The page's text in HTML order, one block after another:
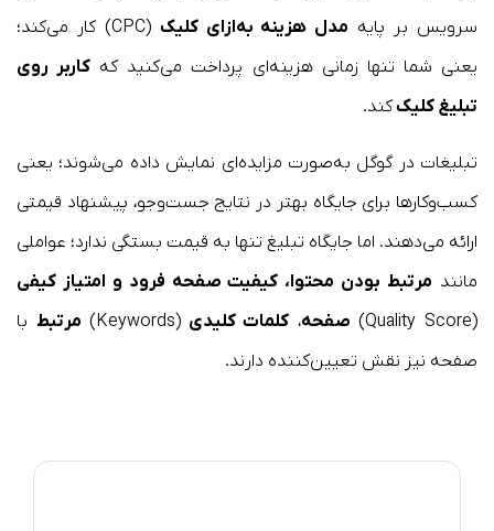
سرویس بر پایه مدل هزینه به‌ازای کلیک
(CPC) کار می‌کند؛
یعنی شما تنها زمانی هزینه‌ای پرداخت می‌کنید که کاربر روی
تبلیغ کلیککند.
تبلیغات در گوگل به‌صورت مزایده‌ای نمایش داده می‌شوند؛ یعنی
کسب‌وکارها برای جایگاه بهتر در نتایج جست‌وجو، پیشنهاد قیمتی
ارائه می‌دهند. اما جایگاه تبلیغ تنها به قیمت بستگی ندارد؛ عواملی
مانند مرتبط بودن محتوا، کیفیت صفحه فرود و امتیاز کیفی
(Quality Score)
صفحه، کلمات کلیدی (Keywords) مرتبط با
صفحه نیز نقش تعیین‌کننده دارند.